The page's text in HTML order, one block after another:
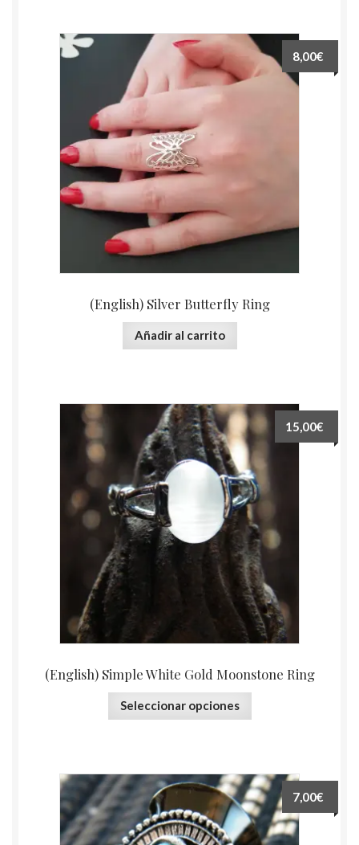
(English) Silver Butterfly Ring
8,00€
Añadir al carrito
(English) Simple White Gold Moonstone Ring
15,00€
Seleccionar opciones
7,00€